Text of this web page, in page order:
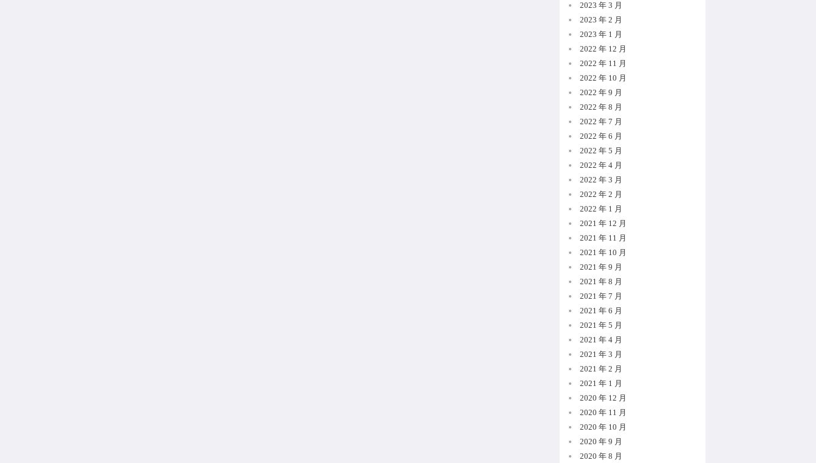
2023 年 3 月
2023 年 2 月
2023 年 1 月
2022 年 12 月
2022 年 11 月
2022 年 10 月
2022 年 9 月
2022 年 8 月
2022 年 7 月
2022 年 6 月
2022 年 5 月
2022 年 4 月
2022 年 3 月
2022 年 2 月
2022 年 1 月
2021 年 12 月
2021 年 11 月
2021 年 10 月
2021 年 9 月
2021 年 8 月
2021 年 7 月
2021 年 6 月
2021 年 5 月
2021 年 4 月
2021 年 3 月
2021 年 2 月
2021 年 1 月
2020 年 12 月
2020 年 11 月
2020 年 10 月
2020 年 9 月
2020 年 8 月